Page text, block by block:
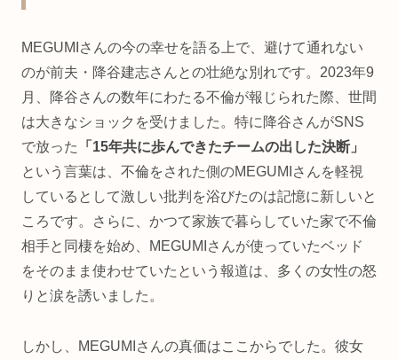
MEGUMIさんの今の幸せを語る上で、避けて通れない
のが前夫・降谷建志さんとの壮絶な別れです。2023年9
月、降谷さんの数年にわたる不倫が報じられた際、世間
は大きなショックを受けました。特に降谷さんがSNS
で放った
「15年共に歩んできたチームの出した決断」
という言葉は、不倫をされた側のMEGUMIさんを軽視
しているとして激しい批判を浴びたのは記憶に新しいと
ころです。さらに、かつて家族で暮らしていた家で不倫
相手と同棲を始め、MEGUMIさんが使っていたベッド
をそのまま使わせていたという報道は、多くの女性の怒
りと涙を誘いました。
しかし、MEGUMIさんの真価はここからでした。彼女